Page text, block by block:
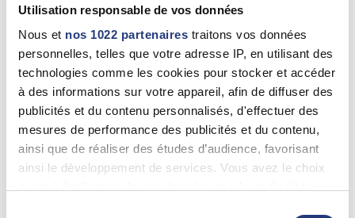
Utilisation responsable de vos données
Nous et nos 1022 partenaires traitons vos données
personnelles, telles que votre adresse IP, en utilisant des
technologies comme les cookies pour stocker et accéder
à des informations sur votre appareil, afin de diffuser des
publicités et du contenu personnalisés, d'effectuer des
mesures de performance des publicités et du contenu,
ainsi que de réaliser des études d’audience, favorisant
ainsi le développement de services. Vous avez le choix
11 - Aude
CLAUDE PONS
Narbonne (11100)
0468904533
11 - Aude